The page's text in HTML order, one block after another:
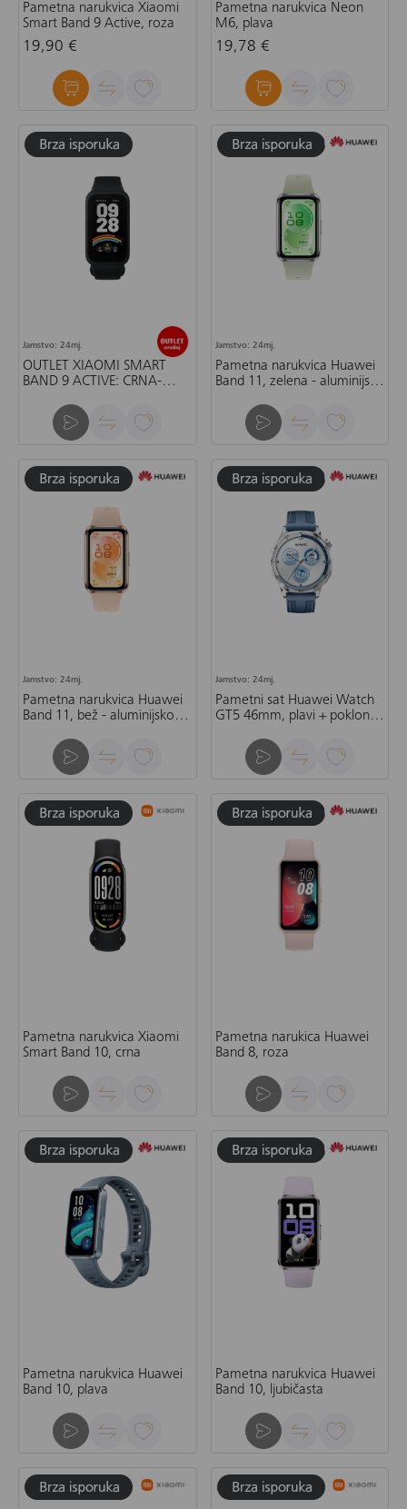
Pametna narukvica Xiaomi
Smart Band 9 Active, roza
19,90 €
Pametna narukvica Neon
M6, plava
19,78 €
Jamstvo: 24mj.
OUTLET XIAOMI SMART
BAND 9 ACTIVE: CRNA-
Jamstvo: 24mj.
Pametna narukvica Huawei
Band 11, zelena - aluminijsko
Jamstvo: 24mj.
Pametna narukvica Huawei
Band 11, bež - aluminijsko
Jamstvo: 24mj.
Pametni sat Huawei Watch
GT5 46mm, plavi + poklon
Pametna narukvica Xiaomi
Smart Band 10, crna
Pametna narukica Huawei
Band 8, roza
Pametna narukvica Huawei
Band 10, plava
Pametna narukvica Huawei
Band 10, ljubičasta